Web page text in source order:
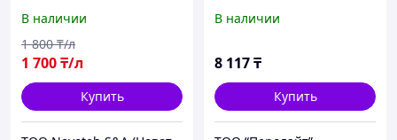
В наличии
1 700₸/л
1 800 ₸/л
Купить
75 г
В наличии
8 117₸
Купить